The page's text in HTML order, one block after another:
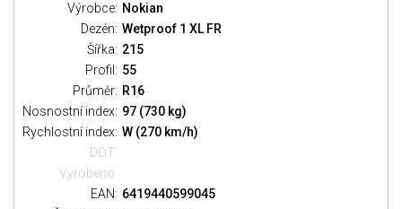
Výrobce: Nokian
Dezén: Wetproof 1 XL FR
Šířka: 215
Profil: 55
Průměr: R16
Nosnostní index: 97 (730 kg)
Rychlostní index: W (270 km/h)
DOT:
Vyrobeno:
EAN: 6419440599045